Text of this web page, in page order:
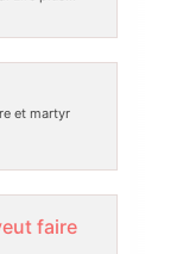
et martyr
faire